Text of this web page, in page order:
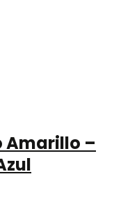
Amarillo –